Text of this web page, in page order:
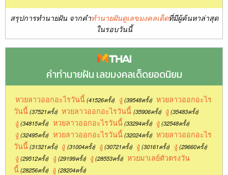
สรุปการทำนายฝัน จากคำทำนายฝันดูเลขมงคลเด็ดที่มีผู้ค้นหาล่าสุด
ในรอบวันนี้
คำทำนายฝัน เลขมงคลเด็ดยอดนิยม
หวยลาวออกอะไรวันนี้ (41526ครั้ง) งู (39548ครั้ง) หวยลาวออกอะไร
วันนี้(37521ครั้ง) หวยลาวออกอะไรวันนี้ (35906ครั้ง) งู (35483ครั้ง)
งู (34815ครั้ง) หวยลาวออกอะไรวันนี้ (33294ครั้ง) งู (32548ครั้ง)
งู (32495ครั้ง) หวยลาวออกอะไรวันนี้ (32024ครั้ง) หวยลาวออกอะไร
วันนี้(31321ครั้ง) งู (31004ครั้ง) งู (30721ครั้ง) งู (30161ครั้ง) งู (29660ครั้ง)
งู (29512ครั้ง) งู (29199ครั้ง) งู (28553ครั้ง) หวยมาเลย์ตัวตรงวัน
นี้(28256ครั้ง) งู (28204ครั้ง)